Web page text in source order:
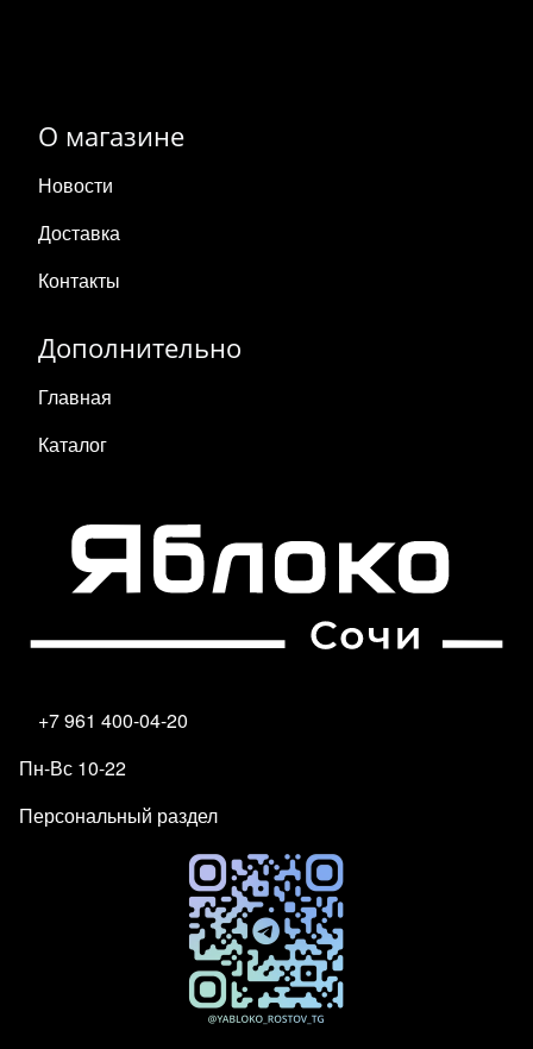
О магазине
Новости
Доставка
Контакты
Дополнительно
Главная
Каталог
+7 961 400-04-20
Пн-Вс 10-22
Персональный раздел